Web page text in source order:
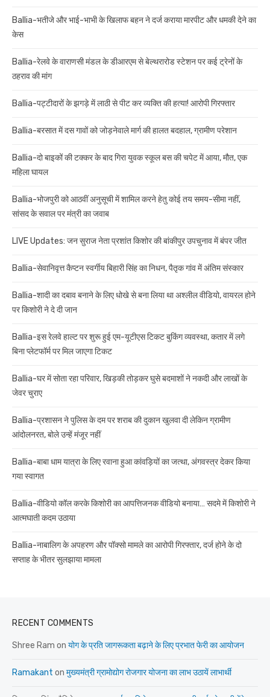
Ballia-भतीजे और भाई-भाभी के खिलाफ बहन ने दर्ज कराया मारपीट और धमकी देने का
केस
Ballia-रेलवे के वाराणसी मंडल के डीआरएम से बेल्थरारोड स्टेशन पर कई ट्रेनों के
ठहराव की मांग
Ballia-पट्टीदारों के झगड़े में लाठी से पीट कर व्यक्ति की हत्या! आरोपी गिरफ्तार
Ballia-बरसात में दस गावों को जोड़नेवाले मार्ग की हालत बदहाल, ग्रामीण परेशान
Ballia-दो बाइकों की टक्कर के बाद गिरा युवक स्कूल बस की चपेट में आया, मौत, एक
महिला घायल
Ballia-भोजपुरी को आठवीं अनुसूची में शामिल करने हेतु कोई तय समय-सीमा नहीं,
सांसद के सवाल पर मंत्री का जवाब
LIVE Updates: जन सुराज नेता प्रशांत किशोर की बांकीपुर उपचुनाव में बंपर जीत
Ballia-सेवानिवृत्त कैप्टन स्वर्गीय बिहारी सिंह का निधन, पैतृक गांव में अंतिम संस्कार
Ballia-शादी का दबाव बनाने के लिए धोखे से बना लिया था अश्लील वीडियो, वायरल होने
पर किशोरी ने दे दी जान
Ballia-इस रेलवे हाल्ट पर शुरू हुई एम-यूटीएस टिकट बुकिंग व्यवस्था, कतार में लगे
बिना प्लेटफॉर्म पर मिल जाएगा टिकट
Ballia-घर में सोता रहा परिवार, खिड़की तोड़कर घुसे बदमाशों ने नकदी और लाखों के
जेवर चुराए
Ballia-प्रशासन ने पुलिस के दम पर शराब की दुकान खुलवा दी लेकिन ग्रामीण
आंदोलनरत, बोले उन्हें मंजूर नहीं
Ballia-बाबा धाम यात्रा के लिए रवाना हुआ कांवड़ियों का जत्था, अंगवस्त्र देकर किया
गया स्वागत
Ballia-वीडियो कॉल करके किशोरी का आपत्तिजनक वीडियो बनाया… सदमे में किशोरी ने
आत्मघाती कदम उठाया
Ballia-नाबालिग के अपहरण और पॉक्सो मामले का आरोपी गिरफ्तार, दर्ज होने के दो
सप्ताह के भीतर सुलझाया मामला
RECENT COMMENTS
Shree Ram on योग के प्रति जागरूकता बढ़ाने के लिए प्रभात फेरी का आयोजन
Ramakant on मुख्यमंत्री ग्रामोद्योग रोजगार योजना का लाभ उठायें लाभार्थी